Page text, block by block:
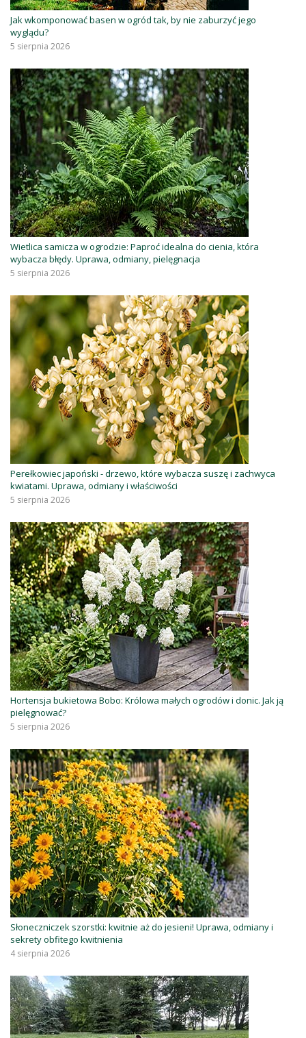
Jak wkomponować basen w ogród tak, by nie zaburzyć jego
wyglądu?
5 sierpnia 2026
Wietlica samicza w ogrodzie: Paproć idealna do cienia, która
wybacza błędy. Uprawa, odmiany, pielęgnacja
5 sierpnia 2026
Perełkowiec japoński - drzewo, które wybacza suszę i zachwyca
kwiatami. Uprawa, odmiany i właściwości
5 sierpnia 2026
Hortensja bukietowa Bobo: Królowa małych ogrodów i donic. Jak ją
pielęgnować?
5 sierpnia 2026
Słoneczniczek szorstki: kwitnie aż do jesieni! Uprawa, odmiany i
sekrety obfitego kwitnienia
4 sierpnia 2026